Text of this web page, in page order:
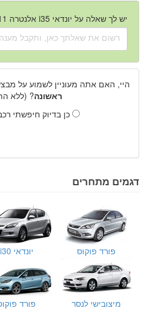
יש לך שאלה על יונדאי i35 אלנטרה 2011 - 2018 החדשה?
היי, האם אתה מעוניין לשמוע על
ראשונה? (ללא
כן בדיוק חיפשתי
דגמים מתחרים
פורד פוקוס יונדאי i30
מיצובישי לנסר פורד